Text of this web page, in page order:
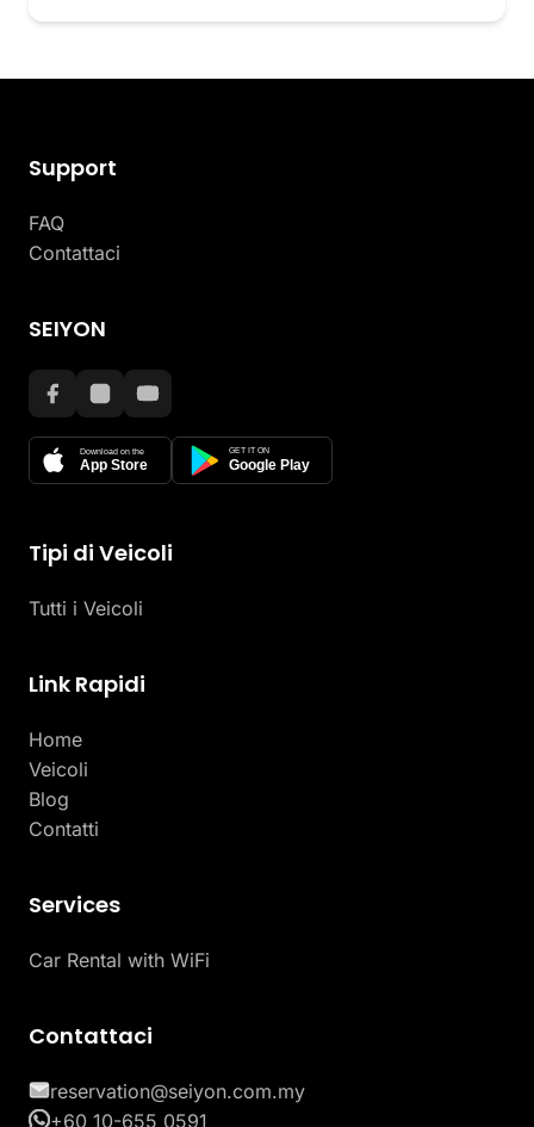
SEIYON
Download on the
App Store
GET IT ON
Google Play
Tipi di Veicoli
Tutti i Veicoli
Services
Car Rental with WiFi
Link Rapidi
Home
Veicoli
Blog
Contatti
Support
FAQ
Contattaci
Contattaci
reservation@seiyon.com.my
+60 10-655 0591